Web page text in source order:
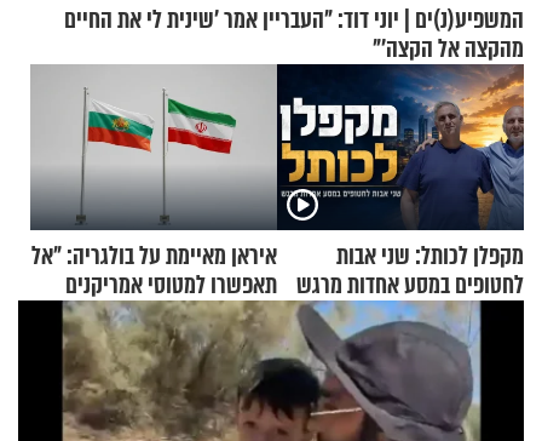
המשפיע(נ)ים | יוני דוד: "העבריין אמר 'שינית לי את החיים
מהקצה אל הקצה'"
מקפלן לכותל: שני אבות
לחטופים במסע אחדות מרגש
איראן מאיימת על בולגריה: "אל
תאפשרו למטוסי אמריקנים
להמריא מהשטח שלכם"